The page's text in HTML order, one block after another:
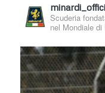
Scuderia
nel Mondiale di